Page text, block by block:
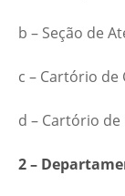
b – Seção de
c – Cartório de
d – Cartório de
2 –